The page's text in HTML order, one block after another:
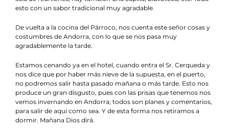
esto con un sabor tradicional muy agradable.
De vuelta a la cocina del Párroco, nos cuenta este señor cosas y
costumbres de Andorra, con lo que se nos pasa muy
agradablemente la tarde.
Estamos cenando ya en el hotel, cuando entra el Sr. Cerqueda y
nos dice que por haber más nieve de la supuesta, en el puerto,
no podremos salir hasta pasado mañana o más tarde. Esto nos
produce un gran disgusto, pues con las prisas que tenemos nos
vemos invernando en Andorra; todos son planes y comentarios,
para salir de aquí como sea. Y de esta forma nos retiramos a
dormir. Mañana Dios dirá.